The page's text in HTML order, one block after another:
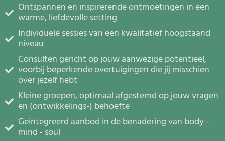
Ontspannen en inspirerende ontmoetingen in een
warme, liefdevolle setting
Individuele sessies van een kwalitatief hoogstaand
niveau
Consulten gericht op jouw aanwezige potentieel,
voorbij beperkende overtuigingen die jij misschien
over jezelf hebt
Kleine groepen, optimaal afgestemd op jouw vragen
en (ontwikkelings-) behoefte
Geintegreerd aanbod in de benadering van body -
mind - soul